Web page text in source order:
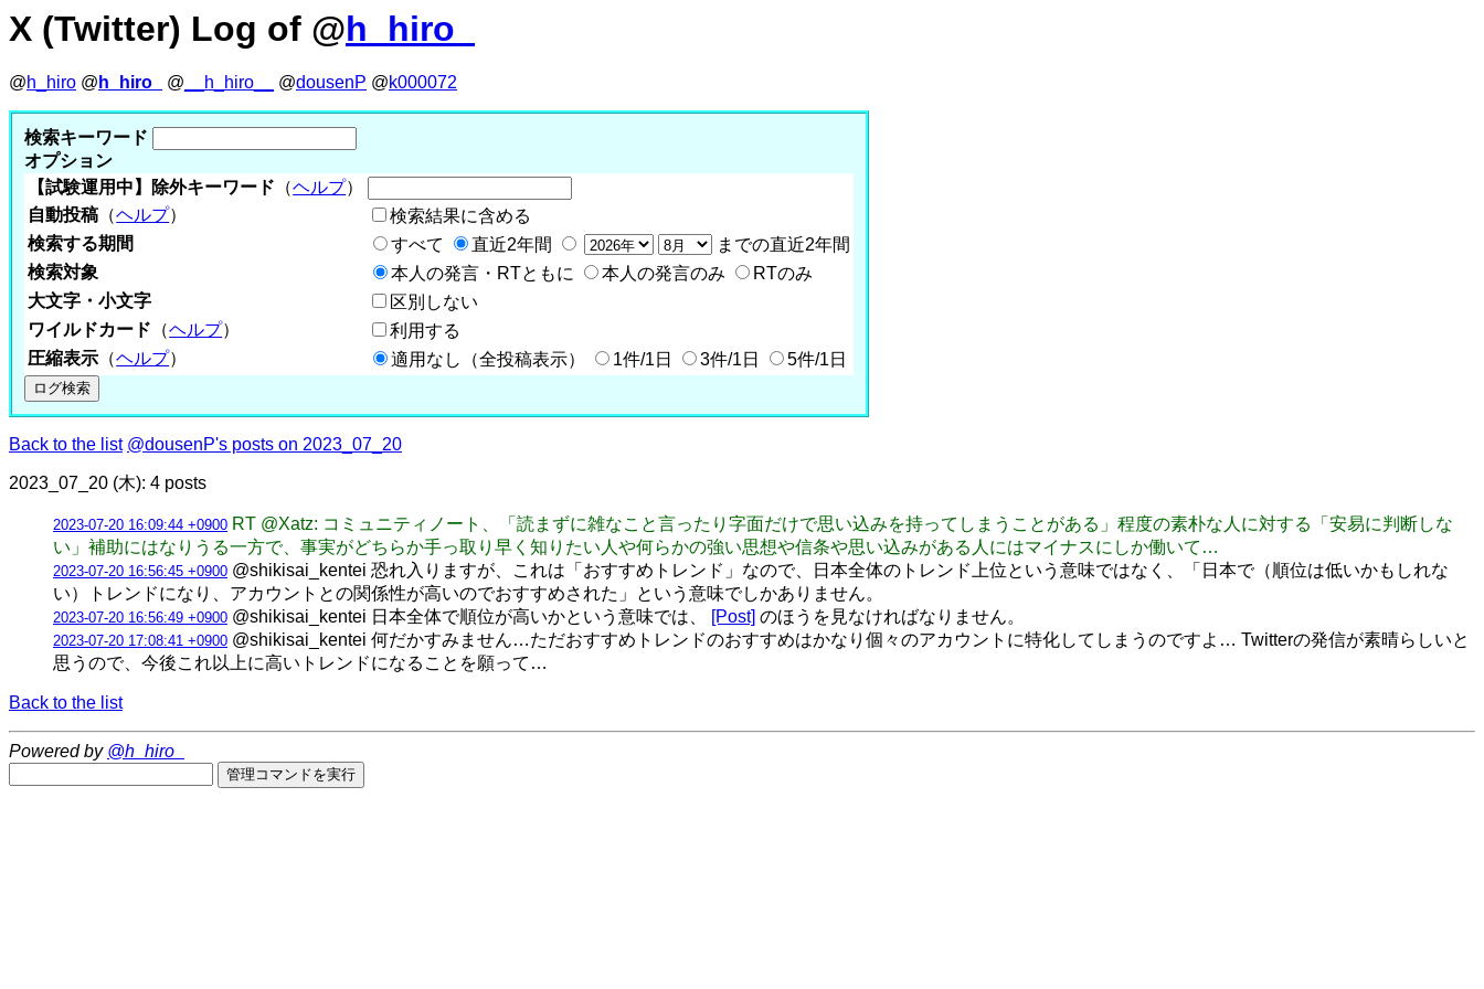
X (Twitter) Log of @h_hiro_
@h_hiro @ h_hiro_ @ __h_hiro__ @dousenP @k000072
検索キーワード
オプション
【試験運用中】除外キーワード （ヘルプ）
自動投稿 （ヘルプ）
検索結果に含める
検索する期間
すべて 直近2年間
までの直近2年間
検索対象
本人の発言・RTともに 本人の発言のみ
RTのみ
大文字・小文字
区別しない
ワイルドカード （ヘルプ）
利用する
圧縮表示 （ヘルプ） 適用なし（全投稿表示） 1件/1日 3件/1日 5件/1日
Back to the list @dousenP's posts on 2023_07_20
2023_07_20 (木): 4 posts
2023-07-20 16:09:44 +0900 RT @Xatz: コミュニティノート、「読まずに雑なこと言ったり字面だけで思い込みを持ってしまうことがある」程度の素朴な人に対する「安易に判断しな
い」補助にはなりうる一方で、事実がどちらか手っ取り早く知りたい人や何らかの強い思想や信条や思い込みがある人にはマイナスにしか働いて…
2023-07-20 16:56:45 +0900 @shikisai_kentei 恐れ入りますが、これは「おすすめトレンド」なので、日本全体のトレンド上位という意味ではなく、「日本で（順位は低いかもしれな
い）トレンドになり、アカウントとの関係性が高いのでおすすめされた」という意味でしかありません。
2023-07-20 16:56:49 +0900 @shikisai_kentei 日本全体で順位が高いかという意味では、 [Post] のほうを見なければなりません。
2023-07-20 17:08:41 +0900 @shikisai_kentei 何だかすみません…ただおすすめトレンドのおすすめはかなり個々のアカウントに特化してしまうのですよ… Twitterの発信が素晴らしいと
思うので、今後これ以上に高いトレンドになることを願って…
Back to the list
Powered by @h_hiro_